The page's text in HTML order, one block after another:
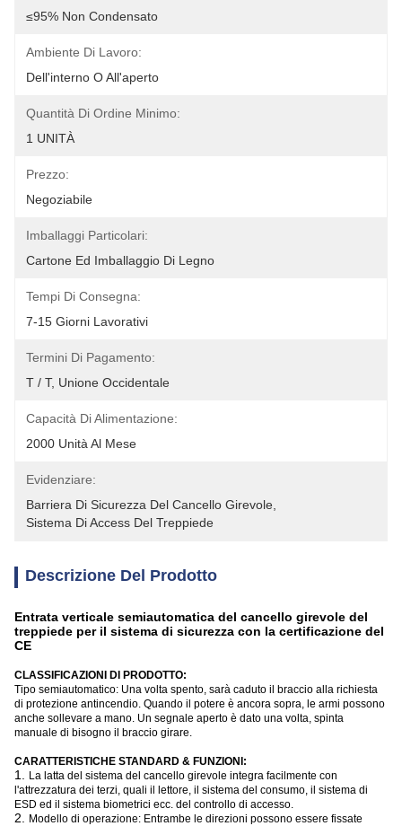
≤95% Non Condensato
Ambiente Di Lavoro:
Dell'interno O All'aperto
Quantità Di Ordine Minimo:
1 UNITÀ
Prezzo:
Negoziabile
Imballaggi Particolari:
Cartone Ed Imballaggio Di Legno
Tempi Di Consegna:
7-15 Giorni Lavorativi
Termini Di Pagamento:
T / T, Unione Occidentale
Capacità Di Alimentazione:
2000 Unità Al Mese
Evidenziare:
Barriera Di Sicurezza Del Cancello Girevole
Sistema Di Access Del Treppiede
Descrizione Del Prodotto
Entrata verticale semiautomatica del cancello girevole del
treppiede per il sistema di sicurezza con la certificazione del
CE
CLASSIFICAZIONI DI PRODOTTO:
Tipo semiautomatico: Una volta spento, sarà caduto il braccio alla richiesta
di protezione antincendio. Quando il potere è ancora sopra, le armi possono
anche sollevare a mano. Un segnale aperto è dato una volta, spinta
manuale di bisogno il braccio girare.
CARATTERISTICHE STANDARD & FUNZIONI:
1.
La latta del sistema del cancello girevole integra facilmente con
l'attrezzatura dei terzi, quali il lettore, il sistema del consumo, il sistema di
ESD ed il sistema biometrici ecc. del controllo di accesso.
2. Modello di operazione: Entrambe le direzioni possono essere fissate